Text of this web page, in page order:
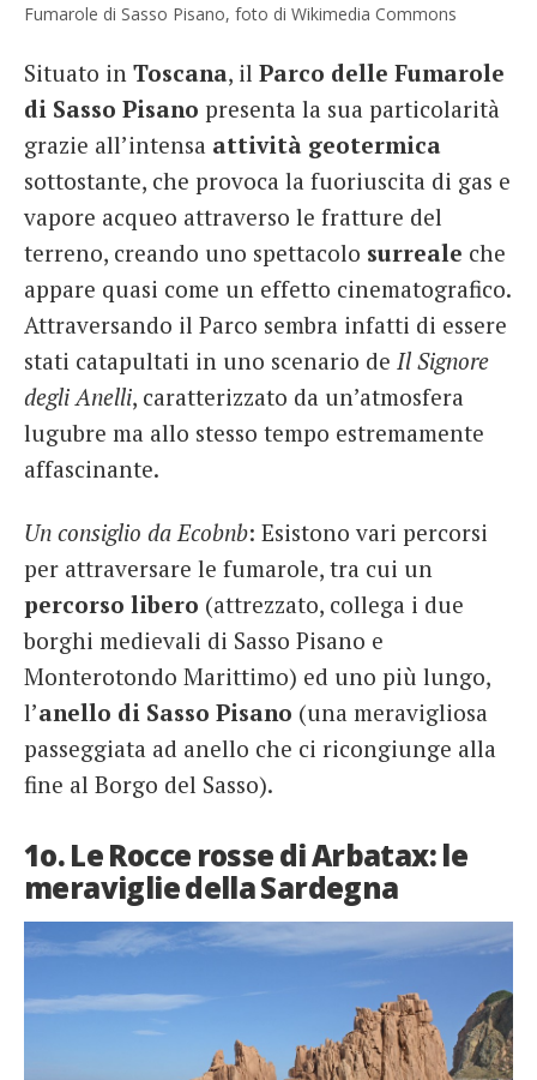
Fumarole di Sasso Pisano, foto di Wikimedia Commons
Situato in Toscana, il Parco delle Fumarole
di Sasso Pisano presenta la sua particolarità
grazie all’intensa attività geotermica
sottostante, che provoca la fuoriuscita di gas e
vapore acqueo attraverso le fratture del
terreno, creando uno spettacolo surreale che
appare quasi come un effetto cinematografico.
Attraversando il Parco sembra infatti di essere
stati catapultati in uno scenario de Il Signore
degli Anelli, caratterizzato da un’atmosfera
lugubre ma allo stesso tempo estremamente
affascinante.
Un consiglio da Ecobnb: Esistono vari percorsi
per attraversare le fumarole, tra cui un
percorso libero (attrezzato, collega i due
borghi medievali di Sasso Pisano e
Monterotondo Marittimo) ed uno più lungo,
l’anello di Sasso Pisano (una meravigliosa
passeggiata ad anello che ci ricongiunge alla
fine al Borgo del Sasso).
1o. Le Rocce rosse di Arbatax: le
meraviglie della Sardegna